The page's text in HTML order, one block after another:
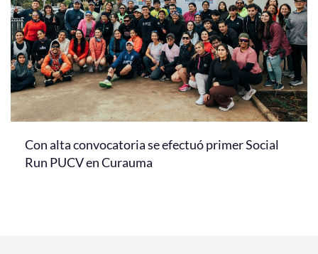
Con alta convocatoria se efectuó primer Social
Run PUCV en Curauma